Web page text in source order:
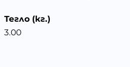
Тегло (кг.)
3.00